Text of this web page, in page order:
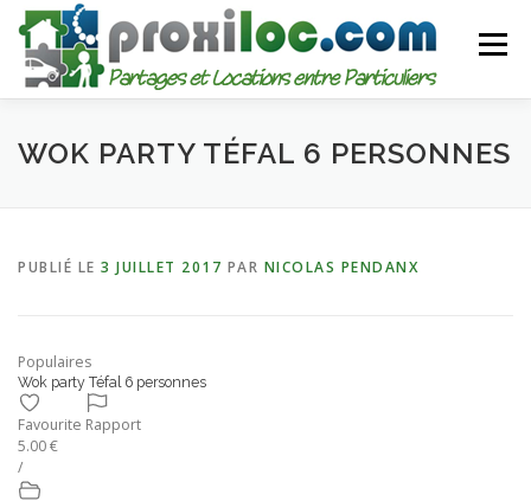
Aller
contenu
Menu
CATEGORIES AJOUTER UNE ANNONCE
WOK PARTY TÉFAL 6 PERSONNES
PUBLIÉ LE 3 JUILLET 2017 PAR NICOLAS PENDANX
Populaires
Wok party Téfal 6 personnes
Favourite Rapport
5.00 €
/